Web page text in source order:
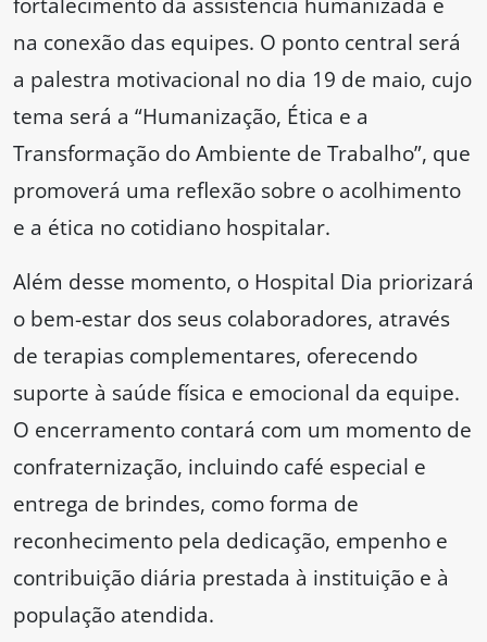
na conexão das equipes. O ponto central será
a palestra motivacional no dia 19 de maio, cujo
tema será a “Humanização, Ética e a
Transformação do Ambiente de Trabalho”, que
promoverá uma reflexão sobre o acolhimento
e a ética no cotidiano hospitalar.
Além desse momento, o Hospital Dia priorizará
o bem-estar dos seus colaboradores, através
de terapias complementares, oferecendo
suporte à saúde física e emocional da equipe.
O encerramento contará com um momento de
confraternização, incluindo café especial e
entrega de brindes, como forma de
reconhecimento pela dedicação, empenho e
contribuição diária prestada à instituição e à
população atendida.